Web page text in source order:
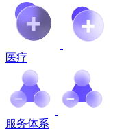
医疗
服务体系